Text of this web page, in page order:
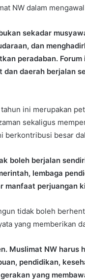
NW dalam
sekadar
dan
peradaban.
daerah berjalan
ini merupakan
sekaligus
berkontribusi besar
boleh berjalan
lembaga
manfaat perjuangan
tidak boleh
yang memberikan
Muslimat NW harus
pendidikan,
yang